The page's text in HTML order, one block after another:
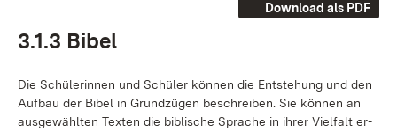
Download als PDF
3.1.3 Bi­bel
Die Schü­le­rin­nen und Schü­ler kön­nen die Ent­ste­hung und den
Auf­bau der Bi­bel in Grund­zü­gen be­schrei­ben. Sie kön­nen an
aus­ge­wähl­ten Tex­ten die bi­bli­sche Spra­che in ih­rer Viel­falt er­